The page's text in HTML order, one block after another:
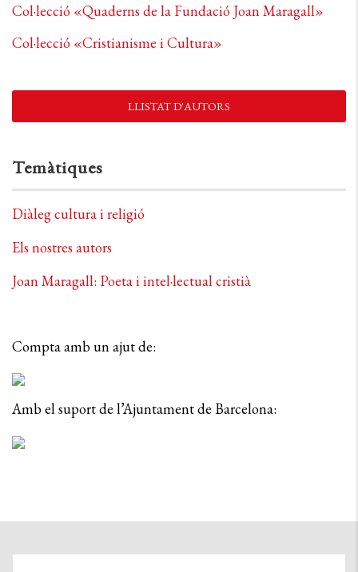
Col·lecció «Quaderns de la Fundació Joan Maragall»
Col·lecció «Cristianisme i Cultura»
LLISTAT D'AUTORS
Temàtiques
Diàleg cultura i religió
Els nostres autors
Joan Maragall: Poeta i intel·lectual cristià
Compta amb un ajut de:
Amb el suport de l’Ajuntament de Barcelona: